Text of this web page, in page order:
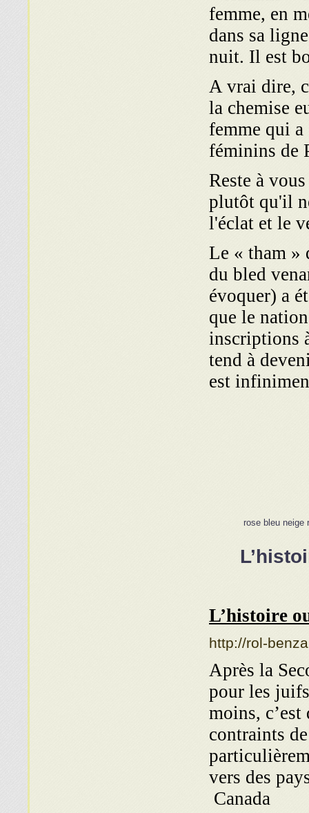
femme, en
dans sa
nuit. Il est
A vrai dire,
la chemise
femme qui a
féminins de
Reste à
plutôt qu'il
l'éclat et le
Le « tham »
du bled
évoquer) a
que le
inscriptions
tend à
est
rose bleu neige
L’histoire
http://rol-
Après la
pour les
moins, c’est
contraints
vers des
Canada